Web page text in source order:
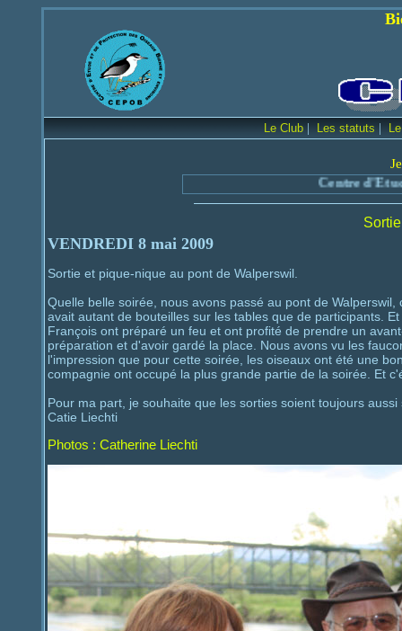
Bienvenue sur
Le Club| Les statuts |
Centre d'Etude et de
VENDREDI 8 mai 2009
Sortie et pique-nique au pont de Walperswil.
Quelle belle soirée, nous avons passé au pont de
avait autant de bouteilles sur les tables que de participants.
François ont préparé un feu et ont profité de prendre un
préparation et d'avoir gardé la place. Nous avons vu les
l'impression que pour cette soirée, les oiseaux ont été une
compagnie ont occupé la plus grande partie de la soirée. Et
Pour ma part, je souhaite que les sorties soient toujours aussi
Catie Liechti
Photos : Catherine Liechti